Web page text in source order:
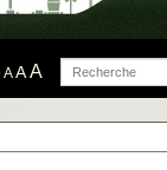
A AA Recherche